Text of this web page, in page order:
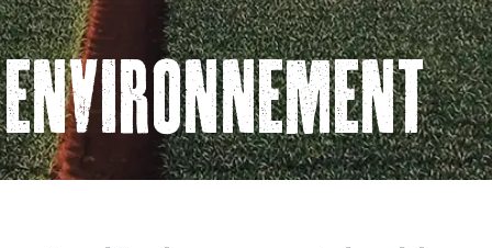
Search
For:
enviROnnement